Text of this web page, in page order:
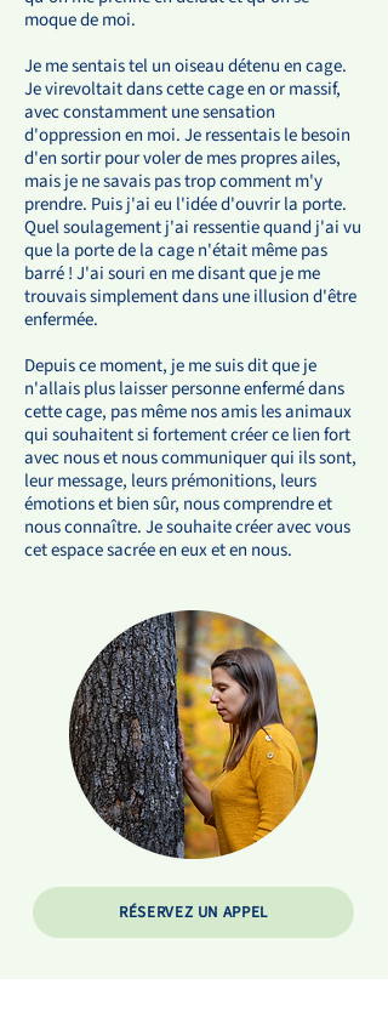
moque de moi.
Je me sentais tel un oiseau détenu en cage.
Je virevoltait dans cette cage en or massif,
avec constamment une sensation
d'oppression en moi. Je ressentais le besoin
d'en sortir pour voler de mes propres ailes,
mais je ne savais pas trop comment m'y
prendre. Puis j'ai eu l'idée d'ouvrir la porte.
Quel soulagement j'ai ressentie quand j'ai vu
que la porte de la cage n'était même pas
barré ! J'ai souri en me disant que je me
trouvais simplement dans une illusion d'être
enfermée.
​Depuis ce moment, je me suis dit que je
n'allais plus laisser personne enfermé dans
cette cage, pas même nos amis les animaux
qui souhaitent si fortement créer ce lien fort
avec nous et nous communiquer qui ils sont,
leur message, leurs prémonitions, leurs
émotions et bien sûr, nous comprendre et
nous connaître. Je souhaite créer avec vous
cet espace sacrée en eux et en nous.
RÉSERVEZ UN APPEL